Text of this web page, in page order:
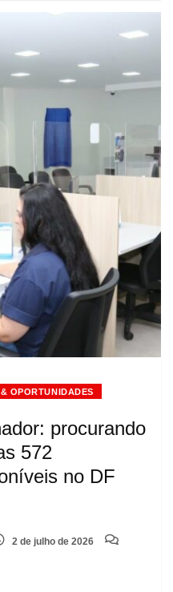
OPORTUNIDADES
procurando
572
no DF
2 de julho de 2026